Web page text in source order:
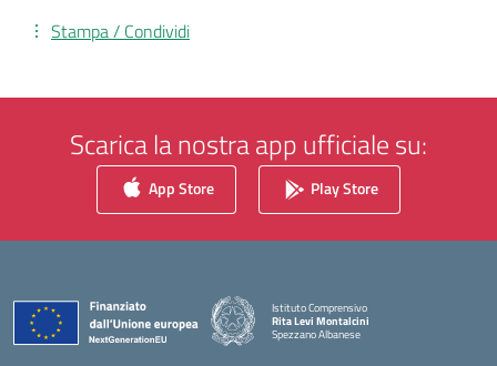
Stampa / Condividi
Scarica la nostra app ufficiale su:
App Store Play Store
Istituto Comprensivo
Rita Levi Montalcini
Spezzano Albanese
— Visita la pagina iniziale della scuola